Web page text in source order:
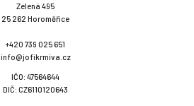
Zelená 495
25 262 Horoměřice
+420 739 025 651
info@jofikrmiva.cz
IČO: 47564644
DIČ: CZ6110120643